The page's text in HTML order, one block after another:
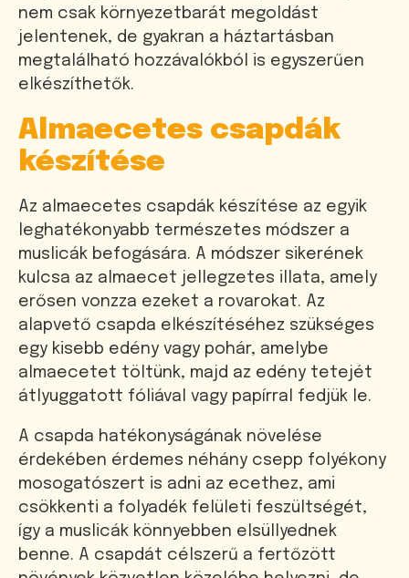
nem csak környezetbarát megoldást
jelentenek, de gyakran a háztartásban
megtalálható hozzávalókból is egyszerűen
elkészíthetők.
Almaecetes csapdák
készítése
Az almaecetes csapdák készítése az egyik
leghatékonyabb természetes módszer a
muslicák befogására. A módszer sikerének
kulcsa az almaecet jellegzetes illata, amely
erősen vonzza ezeket a rovarokat. Az
alapvető csapda elkészítéséhez szükséges
egy kisebb edény vagy pohár, amelybe
almaecetet töltünk, majd az edény tetejét
átlyuggatott fóliával vagy papírral fedjük le.
A csapda hatékonyságának növelése
érdekében érdemes néhány csepp folyékony
mosogatószert is adni az ecethez, ami
csökkenti a folyadék felületi feszültségét,
így a muslicák könnyebben elsüllyednek
benne. A csapdát célszerű a fertőzött